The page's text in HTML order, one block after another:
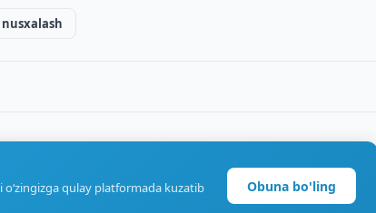
qulay platformada kuzatib
Obuna bo'ling